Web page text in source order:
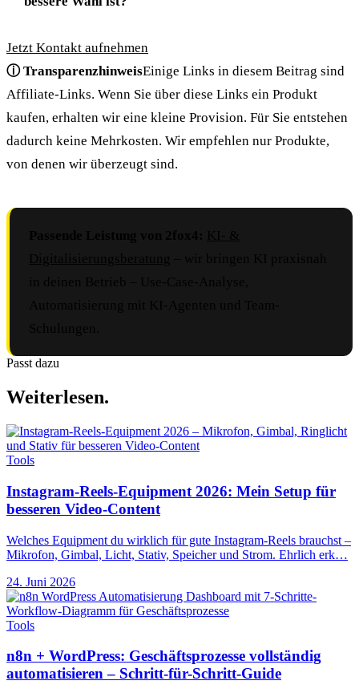
Jetzt Kontakt aufnehmen
ⓘ TransparenzhinweisEinige Links in diesem Beitrag sind
Affiliate-Links. Wenn Sie über diese Links ein Produkt
kaufen, erhalten wir eine kleine Provision. Für Sie entstehen
dadurch keine Mehrkosten. Wir empfehlen nur Produkte,
von denen wir überzeugt sind.
Passt dazu
Weiterlesen.
Tools
Instagram-Reels-Equipment 2026: Mein Setup für
besseren Video-Content
Welches Equipment du wirklich für gute Instagram-Reels brauchst –
Mikrofon, Gimbal, Licht, Stativ, Speicher und Strom. Ehrlich erk…
24. Juni 2026
Tools
n8n + WordPress: Geschäftsprozesse vollständig
automatisieren – Schritt-für-Schritt-Guide